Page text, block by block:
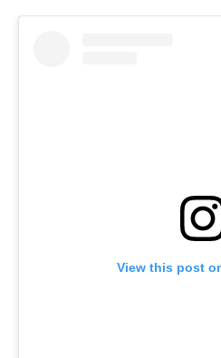
View this post